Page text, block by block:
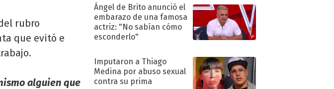
rubro
que evitó e
alguien que
Ángel de Brito anunció el
embarazo de una famosa
actriz: "No sabían cómo
esconderlo"
Imputaron a Thiago
Medina por abuso sexual
contra su prima